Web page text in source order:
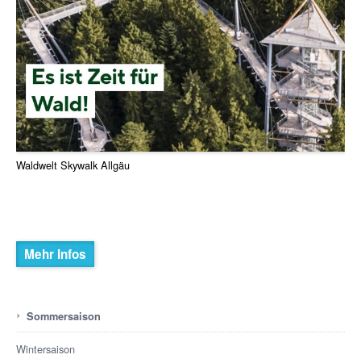
Waldwelt Skywalk Allgäu
Mehr Infos
› Sommersaison
Wintersaison